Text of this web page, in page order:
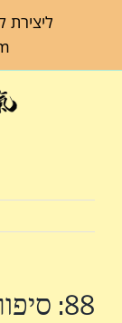
ליצירת
88: סיפורם של החולמים